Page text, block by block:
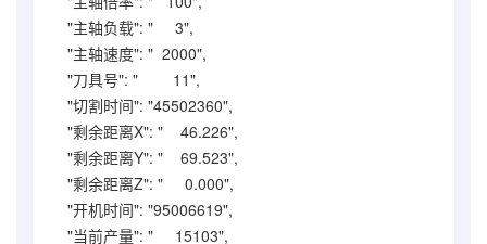
"主轴负载": " 3",
"主轴速度": " 2000",
"刀具号": " 11",
"切割时间": "45502360",
"剩余距离X": " 46.226",
"剩余距离Y": " 69.523",
"剩余距离Z": " 0.000",
"开机时间": "95006619",
"当前产量": " 15103",